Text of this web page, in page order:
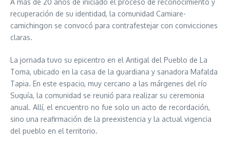
A más de 20 años de iniciado el proceso de reconocimiento y
recuperación de su identidad, la comunidad Camiare-
camichingon se convocó para contrafestejar con convicciones
claras.
La jornada tuvo su epicentro en el Antigal del Pueblo de La
Toma, ubicado en la casa de la guardiana y sanadora Mafalda
Tapia. En este espacio, muy cercano a las márgenes del río
Suquía, la comunidad se reunió para realizar su ceremonia
anual. Allí, el encuentro no fue solo un acto de recordación,
sino una reafirmación de la preexistencia y la actual vigencia
del pueblo en el territorio.